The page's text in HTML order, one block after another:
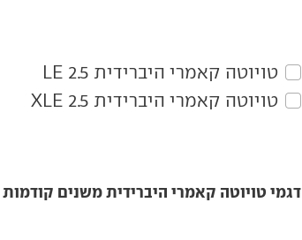
טויוטה‏ קאמרי היברידית‏ 2.5 LE
טויוטה‏ קאמרי היברידית‏ 2.5 XLE
דגמי טויוטה קאמרי היברידית משנים קודמות